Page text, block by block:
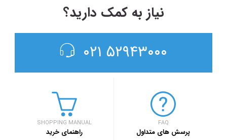
نیاز به کمک دارید؟
۵۲۹۴۳۰۰۰ ۰۲۱
SHOPPING MANUAL
راهنمای خرید
FAQ
پرسش های متداول